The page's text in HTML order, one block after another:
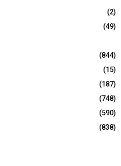
(2)
(49)
(844)
(15)
(187)
(748)
(590)
(838)